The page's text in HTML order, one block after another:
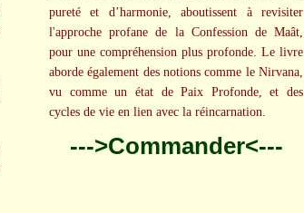
pureté et d’harmonie, aboutissent à revisiter
l'approche profane de la Confession de Maât,
pour une compréhension plus profonde. Le livre
aborde également des notions comme le Nirvana,
vu comme un état de Paix Profonde, et des
cycles de vie en lien avec la réincarnation.
--->Commander<---